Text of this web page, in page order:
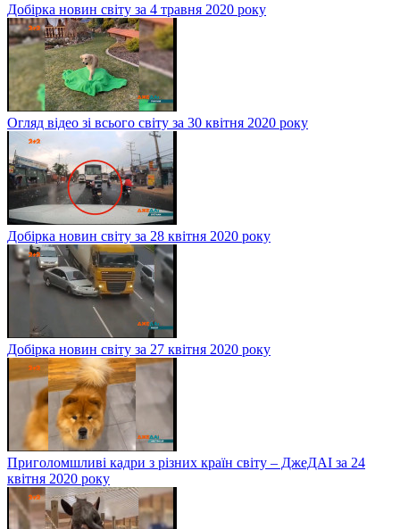
Добірка новин світу за 4 травня 2020 року
Огляд відео зі всього світу за 30 квітня 2020 року
Добірка новин світу за 28 квітня 2020 року
Добірка новин світу за 27 квітня 2020 року
Приголомшливі кадри з різних країн світу – ДжеДАІ за 24
квітня 2020 року